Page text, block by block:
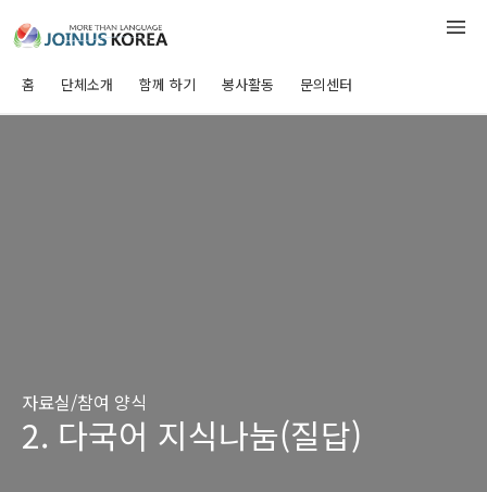
홈 단체소개 함께 하기 봉사활동 문의센터
자료실/참여 양식
2. 다국어 지식나눔(질답)